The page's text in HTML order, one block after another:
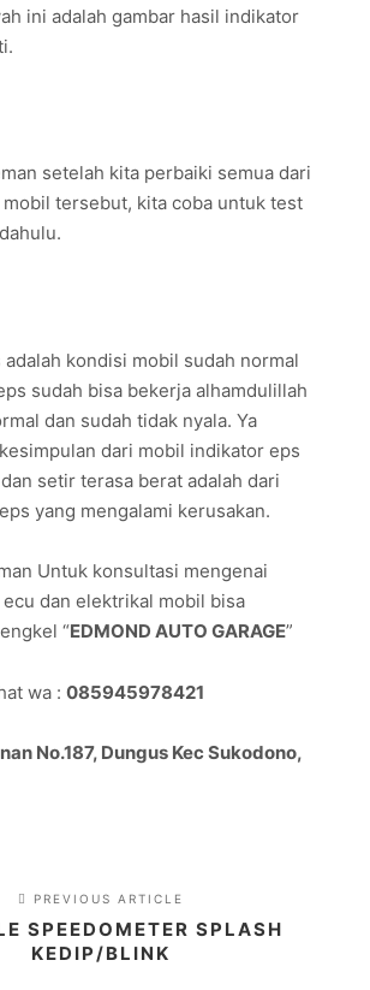
ini adalah gambar hasil indikator
setelah kita perbaiki semua dari
mobil tersebut, kita coba untuk test
adalah kondisi mobil sudah normal
sudah bisa bekerja alhamdulillah
dan sudah tidak nyala. Ya
dari mobil indikator eps
setir terasa berat adalah dari
yang mengalami kerusakan.
Untuk konsultasi mengenai
ecu dan elektrikal mobil bisa
“EDMOND AUTO GARAGE”
wa : 085945978421
No.187, Dungus Kec Sukodono,
PREVIOUS ARTICLE
SPEEDOMETER SPLASH
KEDIP/BLINK